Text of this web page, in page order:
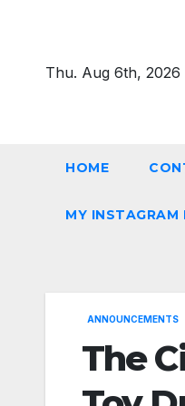
contentThu. Aug 6th, 2026
HOME
MY INSTAGRAM
ANNOUNCEMENTS
The